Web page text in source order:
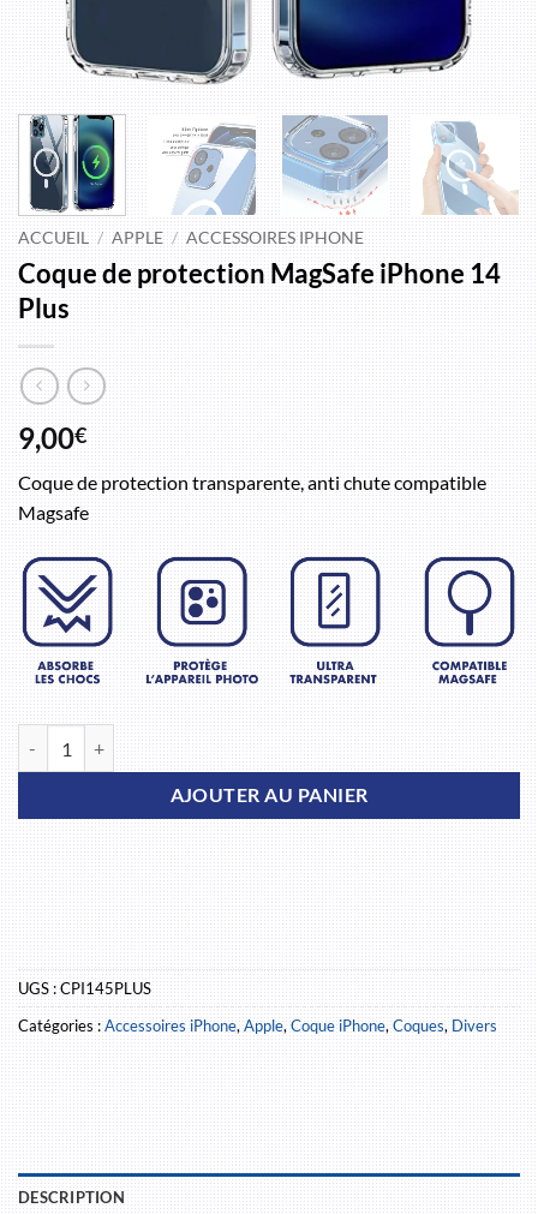
ACCUEIL / APPLE / ACCESSOIRES IPHONE
Coque de protection MagSafe iPhone 14
Plus
9,00€
Coque de protection transparente, anti chute compatible
Magsafe
quantité de Coque de protection MagSafe iPhone 14 Plus
AJOUTER AU PANIER
UGS :CPI145PLUS
Catégories :Accessoires iPhone,Apple,Coque iPhone,Coques,Divers
DESCRIPTION